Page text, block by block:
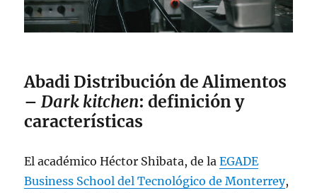
Abadi Distribución de Alimentos
–Dark kitchen: definición y
características
El académico Héctor Shibata, de laEGADE
Business School del Tecnológico de Monterrey,